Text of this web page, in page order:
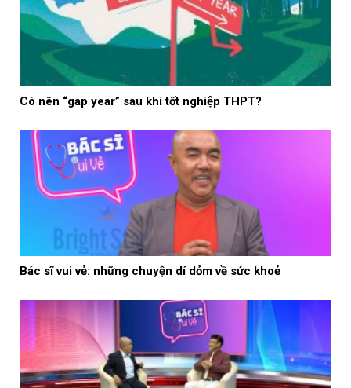
Có nên “gap year” sau khi tốt nghiệp THPT?
Bác sĩ vui vẻ: những chuyện dí dỏm về sức khoẻ